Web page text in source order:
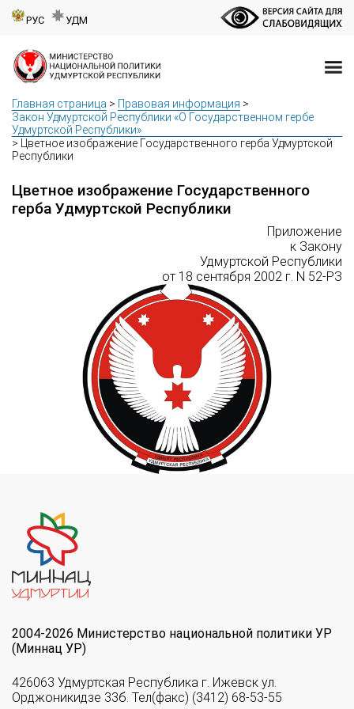
РУС УДМ
Главная страница > Правовая информация >
Закон Удмуртской Республики «О Государственном гербе
Удмуртской Республики»
> Цветное изображение Государственного герба Удмуртской
Республики
Цветное изображение Государственного
герба Удмуртской Республики
Приложение
к Закону
Удмуртской Республики
от 18 сентября 2002 г. N 52-РЗ
2004-2026 Министерство национальной политики УР
(Миннац УР)
426063 Удмуртская Республика г. Ижевск ул.
Орджоникидзе 33б. Тел(факс) (3412) 68-53-55